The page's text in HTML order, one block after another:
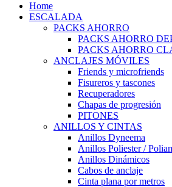
Home
ESCALADA
PACKS AHORRO
PACKS AHORRO
PACKS AHORRO
ANCLAJES MÓVILES
Friends y microfriends
Fisureros y tascones
Recuperadores
Chapas de progresión
PITONES
ANILLOS Y CINTAS
Anillos Dyneema
Anillos Poliester /
Anillos Dinámicos
Cabos de anclaje
Cinta plana por metros